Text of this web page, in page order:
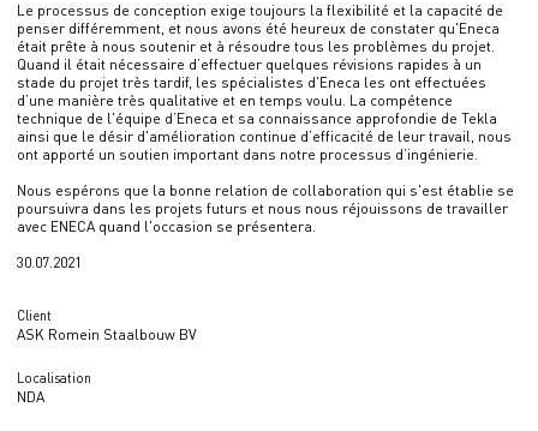
Client
ASK Romein Staalbouw BV
Localisation
NDA
Le processus de conception exige toujours la flexibilité et la capacité de
penser différemment, et nous avons été heureux de constater qu'Eneca
était prête à nous soutenir et à résoudre tous les problèmes du projet.
Quand il était nécessaire d’effectuer quelques révisions rapides à un
stade du projet très tardif, les spécialistes d'Eneca les ont effectuées
d’une manière très qualitative et en temps voulu. La compétence
technique de l'équipe d’Eneca et sa connaissance approfondie de Tekla
ainsi que le désir d'amélioration continue d’efficacité de leur travail, nous
ont apporté un soutien important dans notre processus d’ingénierie.
Nous espérons que la bonne relation de collaboration qui s'est établie se
poursuivra dans les projets futurs et nous nous réjouissons de travailler
avec ENECA quand l'occasion se présentera.
30.07.2021